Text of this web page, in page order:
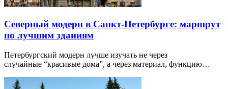
Северный модерн в Санкт-Петербурге: маршрут
по лучшим зданиям
Петербургский модерн лучше изучать не через
случайные “красивые дома”, а через материал, функцию…